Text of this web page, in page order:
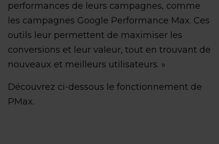
performances de leurs campagnes, comme
les campagnes Google Performance Max. Ces
outils leur permettent de maximiser les
conversions et leur valeur, tout en trouvant de
nouveaux et meilleurs utilisateurs. »
Découvrez ci-dessous le fonctionnement de
PMax.